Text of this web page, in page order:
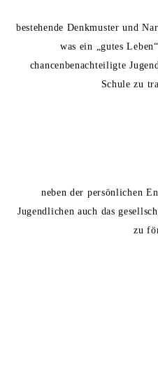
bestehende Denkmuster und
was ein „gutes
chancenbenachteiligte
Schule zu
neben der persönlichen
Jugendlichen auch das
zu